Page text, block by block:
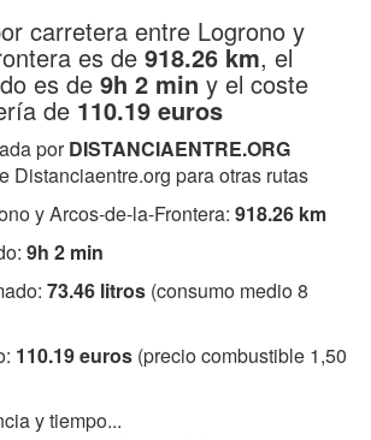
carretera entre Logrono y
es de 918.26 km, el
es de 9h 2 min y el coste
de 110.19 euros
porDISTANCIAENTRE.ORG
Distanciaentre.org para otras rutas
y Arcos-de-la-Frontera: 918.26 km
9h 2 min
73.46 litros (consumo medio 8
110.19 euros (precio combustible 1,50
y tiempo...